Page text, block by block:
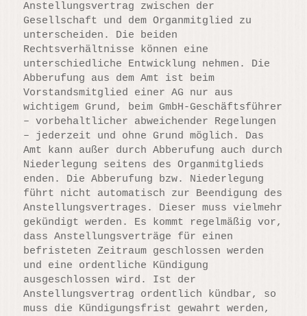
Anstellungsvertrag zwischen der
Gesellschaft und dem Organmitglied zu
unterscheiden. Die beiden
Rechtsverhältnisse können eine
unterschiedliche Entwicklung nehmen. Die
Abberufung aus dem Amt ist beim
Vorstandsmitglied einer AG nur aus
wichtigem Grund, beim GmbH-Geschäftsführer
– vorbehaltlicher abweichender Regelungen
– jederzeit und ohne Grund möglich. Das
Amt kann außer durch Abberufung auch durch
Niederlegung seitens des Organmitglieds
enden. Die Abberufung bzw. Niederlegung
führt nicht automatisch zur Beendigung des
Anstellungsvertrages. Dieser muss vielmehr
gekündigt werden. Es kommt regelmäßig vor,
dass Anstellungsverträge für einen
befristeten Zeitraum geschlossen werden
und eine ordentliche Kündigung
ausgeschlossen wird. Ist der
Anstellungsvertrag ordentlich kündbar, so
muss die Kündigungsfrist gewahrt werden,